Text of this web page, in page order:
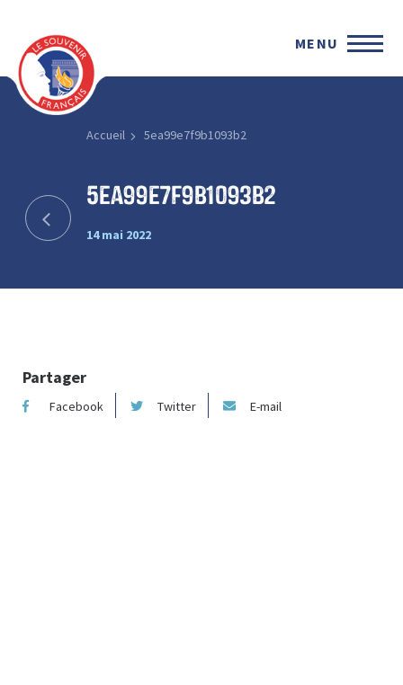
MENU
Accueil 5ea99e7f9b1093b2
5ea99e7f9b1093b2
14 mai 2022
Partager
Facebook Twitter E-mail